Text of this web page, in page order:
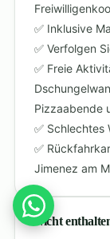
Inklusive
Verfolgen
Freie
Pizzaabende
Schlechtes
Jimenez am
Nicht